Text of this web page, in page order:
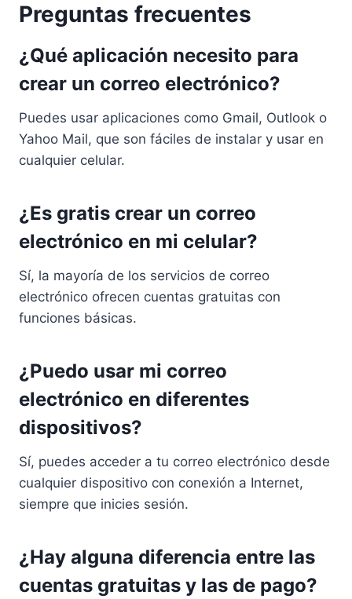
Preguntas frecuentes
¿Qué aplicación necesito para
crear un correo electrónico?
Puedes usar aplicaciones como Gmail, Outlook o
Yahoo Mail, que son fáciles de instalar y usar en
cualquier celular.
¿Es gratis crear un correo
electrónico en mi celular?
Sí, la mayoría de los servicios de correo
electrónico ofrecen cuentas gratuitas con
funciones básicas.
¿Puedo usar mi correo
electrónico en diferentes
dispositivos?
Sí, puedes acceder a tu correo electrónico desde
cualquier dispositivo con conexión a Internet,
siempre que inicies sesión.
¿Hay alguna diferencia entre las
cuentas gratuitas y las de pago?